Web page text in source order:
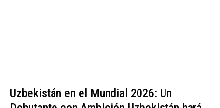
Uzbekistán en el Mundial 2026: Un